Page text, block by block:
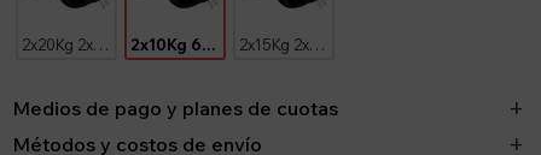
2x20Kg 2x10Kg 2x10Kg 6x5Kg 4x2.5Kg 2x15Kg 2x10Kg 2x5Kg
Medios de pago y planes de cuotas
Métodos y costos de envío